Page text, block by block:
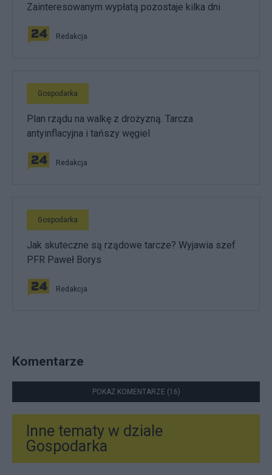
Zainteresowanym wypłatą pozostaje kilka dni
Redakcja
Gospodarka
Plan rządu na walkę z drożyzną. Tarcza
antyinflacyjna i tańszy węgiel
Redakcja
Gospodarka
Jak skuteczne są rządowe tarcze? Wyjawia szef
PFR Paweł Borys
Redakcja
Komentarze
POKAŻ KOMENTARZE (16)
Inne tematy w dziale
Gospodarka